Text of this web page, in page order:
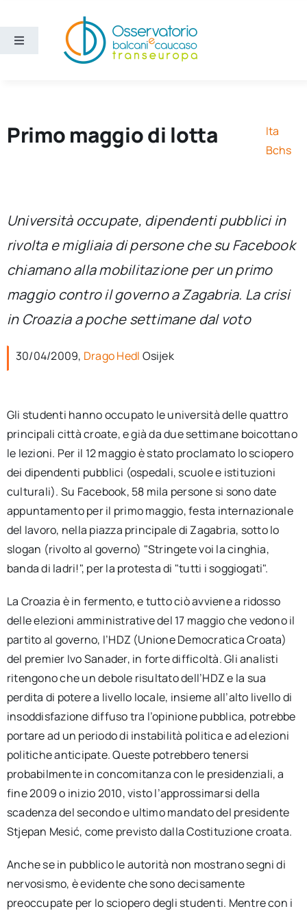
contenuto
Toggle
Sezioni
Cerca
per:
Newsletter
Primo maggio di lotta
Ita
Bchs
Università occupate, dipendenti pubblici in
rivolta e migliaia di persone che su Facebook
chiamano alla mobilitazione per un primo
maggio contro il governo a Zagabria. La crisi
in Croazia a poche settimane dal voto
30/04/2009, Drago Hedl Osijek
Gli studenti hanno occupato le università delle quattro
principali città croate, e già da due settimane boicottano
le lezioni. Per il 12 maggio è stato proclamato lo sciopero
dei dipendenti pubblici (ospedali, scuole e istituzioni
culturali). Su Facebook, 58 mila persone si sono date
appuntamento per il primo maggio, festa internazionale
del lavoro, nella piazza principale di Zagabria, sotto lo
slogan (rivolto al governo) "Stringete voi la cinghia,
banda di ladri!", per la protesta di "tutti i soggiogati".
La Croazia è in fermento, e tutto ciò avviene a ridosso
delle elezioni amministrative del 17 maggio che vedono il
partito al governo, l’HDZ (Unione Democratica Croata)
del premier Ivo Sanader, in forte difficoltà. Gli analisti
ritengono che un debole risultato dell’HDZ e la sua
perdita di potere a livello locale, insieme all’alto livello di
insoddisfazione diffuso tra l’opinione pubblica, potrebbe
portare ad un periodo di instabilità politica e ad elezioni
politiche anticipate. Queste potrebbero tenersi
probabilmente in concomitanza con le presidenziali, a
fine 2009 o inizio 2010, visto l’approssimarsi della
scadenza del secondo e ultimo mandato del presidente
Stjepan Mesić, come previsto dalla Costituzione croata.
Anche se in pubblico le autorità non mostrano segni di
nervosismo, è evidente che sono decisamente
preoccupate per lo sciopero degli studenti. Mentre con i